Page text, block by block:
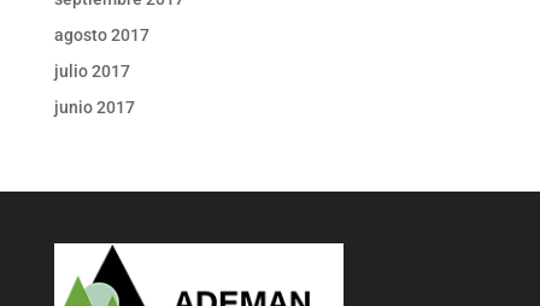
agosto 2017
julio 2017
junio 2017